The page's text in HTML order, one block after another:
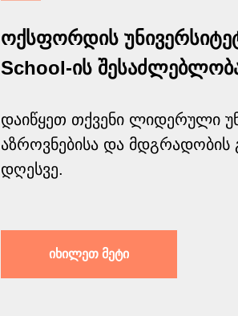
ოქსფორდის
School-ის
დაიწყეთ თქვენი ლიდერული
აზროვნებისა და მდგრადობის
დღესვე.
იხილეთ მეტი